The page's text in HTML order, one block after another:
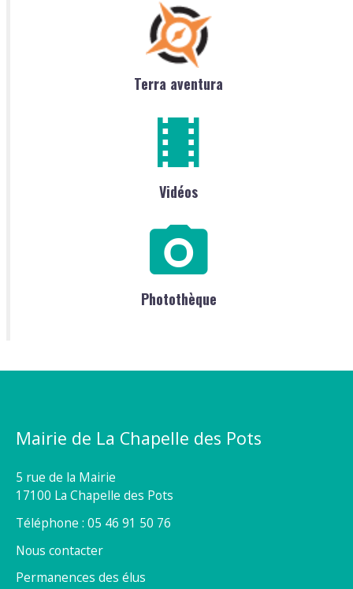
Terra aventura
Vidéos
Photothèque
Mairie de La Chapelle des Pots
5 rue de la Mairie
17100 La Chapelle des Pots
Téléphone : 05 46 91 50 76
Nous contacter
Permanences des élus